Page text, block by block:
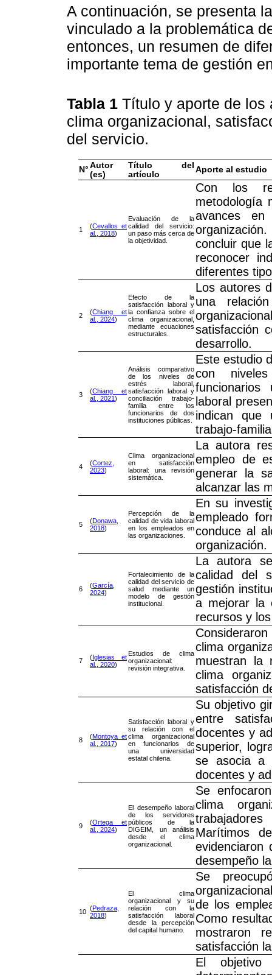
A continuación, se presenta
vinculado a la problemática
entonces, un resumen de
importante tema de gestión
Tabla 1 Título y aporte de los
clima organizacional,
del servicio.
N° Autor
(es)
Título del
artículo
Aporte al estudio
1 (Cevallos et
al., 2018)
Evaluación de la
calidad del servicio:
un paso más cerca de
la objetividad.
Con los
metodología
avances
concluir que
reconocer
diferentes
2 (Chiang et
al., 2024)
Efecto de la
satisfacción laboral y
la confianza sobre el
clima organizacional,
mediante ecuaciones
estructurales.
Los autores
una
satisfacción
desarrollo.
3 (Chiang et
al., 2021)
Análisis comparativo
de los niveles de
estrés laboral,
satisfacción laboral y
conciliación trabajo-
familia entre los
funcionarios de dos
instituciones públicas.
Este estudio
con
funcionarios
laboral
indican que
trabajo-
4 (Cortez,
2023)
Clima organizacional
en satisfacción
laboral: una revisión
sistemática.
La autora
empleo de
generar la
alcanzar las
5 (Donawa,
2018)
Percepción de la
calidad de vida laboral
en los empleados en
las organizaciones.
En su
empleado
conduce al
organización.
6 (García,
2024)
Fortalecimiento de la
calidad del servicio de
salud mediante un
modelo de gestión
institucional.
La autora
calidad del
gestión
a mejorar la
recursos y
7 (Iglesias et
al., 2020)
Estudios de clima
organizacional:
revisión integrativa.
clima
muestran la
clima
satisfacción
8 (Montoya et
al., 2017)
Satisfacción laboral y
su relación con el
clima organizacional
en funcionarios de
una universidad
estatal chilena.
Su objetivo
entre
docentes y
superior,
se asocia a
docentes y
9 (Ortega et
al., 2024)
El desempeño laboral
de los servidores
públicos de la
DIGEIM, un análisis
desde el clima
organizacional.
Se
clima
Marítimos
evidenciaron
desempeño
10 (Pedraza,
2018)
El clima
organizacional y su
relación con la
satisfacción laboral
desde la percepción
del capital humano.
Se
de los
Como
mostraron
satisfacción
El objetivo